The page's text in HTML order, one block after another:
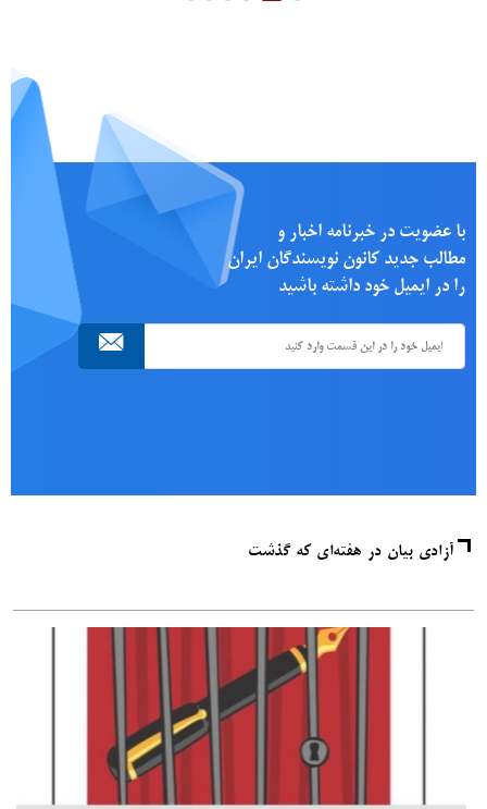
با عضویت در خبرنامه اخبار و
مطالب جدید کانون نویسندگان ایران
را در ایمیل خود داشته باشید
آزادی بیان در هفته‌ای که گذشت